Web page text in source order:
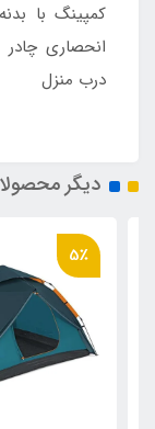
کمپینگ با
انحصاری
درب منزل
دیگر
5٪